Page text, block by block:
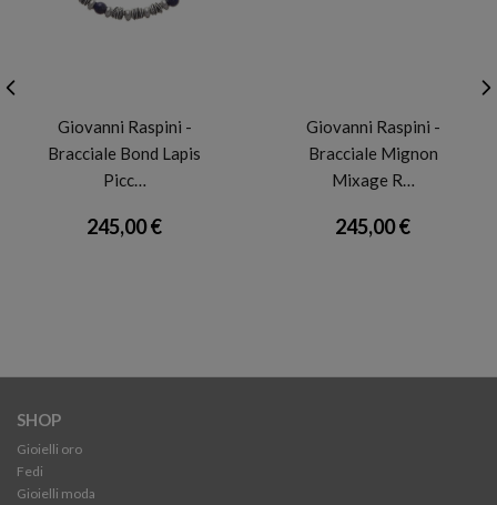
Giovanni Raspini -
Bracciale Bond Lapis
Picc…
245,00 €
Giovanni Raspini -
Bracciale Mignon
Mixage R…
245,00 €
SHOP
Gioielli oro
Fedi
Gioielli moda